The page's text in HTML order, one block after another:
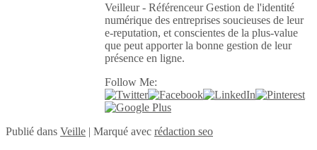
Veilleur - Référenceur Gestion de l'identité
numérique des entreprises soucieuses de leur
e-reputation, et conscientes de la plus-value
que peut apporter la bonne gestion de leur
présence en ligne.
Follow Me:
Publié dans Veille | Marqué avec rédaction seo